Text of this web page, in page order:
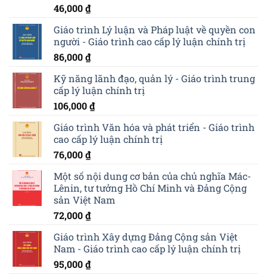
46,000₫
Giáo trình Lý luận và Pháp luật về quyền con
người - Giáo trình cao cấp lý luận chính trị
86,000₫
Kỹ năng lãnh đạo, quản lý - Giáo trình trung
cấp lý luận chính trị
106,000₫
Giáo trình Văn hóa và phát triển - Giáo trình
cao cấp lý luận chính trị
76,000₫
Một số nội dung cơ bản của chủ nghĩa Mác-
Lênin, tư tưởng Hồ Chí Minh và Đảng Cộng
sản Việt Nam
72,000₫
Giáo trình Xây dựng Đảng Cộng sản Việt
Nam - Giáo trình cao cấp lý luận chính trị
95,000₫